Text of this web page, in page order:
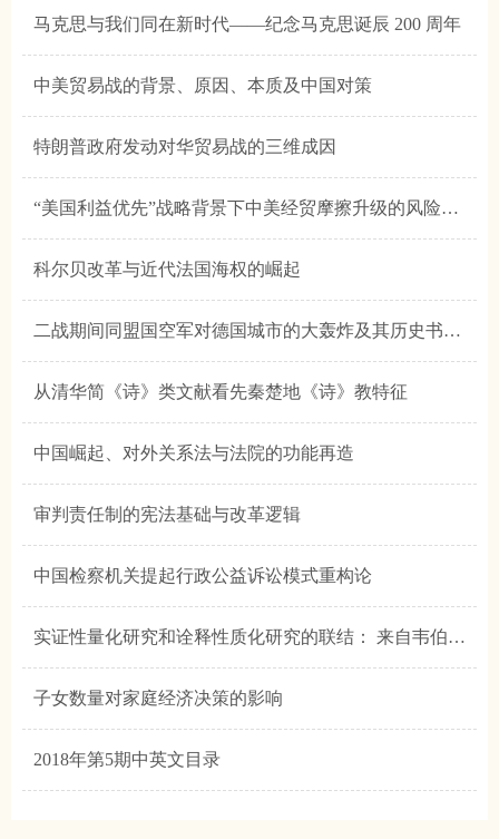
马克思与我们同在新时代——纪念马克思诞辰 200 周年
中美贸易战的背景、原因、本质及中国对策
特朗普政府发动对华贸易战的三维成因
“美国利益优先”战略背景下中美经贸摩擦升级的风险及中国对策
科尔贝改革与近代法国海权的崛起
二战期间同盟国空军对德国城市的大轰炸及其历史书写与争论
从清华简《诗》类文献看先秦楚地《诗》教特征
中国崛起、对外关系法与法院的功能再造
审判责任制的宪法基础与改革逻辑
中国检察机关提起行政公益诉讼模式重构论
实证性量化研究和诠释性质化研究的联结： 来自韦伯的启示
子女数量对家庭经济决策的影响
2018年第5期中英文目录